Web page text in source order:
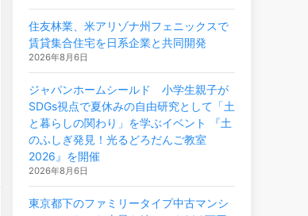
住友林業、米アリゾナ州フェニックスで
賃貸集合住宅を日系企業と共同開発
2026年8月6日
ジャパンホームシールド 小学生親子が
SDGs視点で夏休みの自由研究として「土
と暮らしの関わり」を学ぶイベント 『土
のふしぎ発見！光るどろだんご教室
2026』を開催
2026年8月6日
東京都下のファミリータイプ中古マンシ